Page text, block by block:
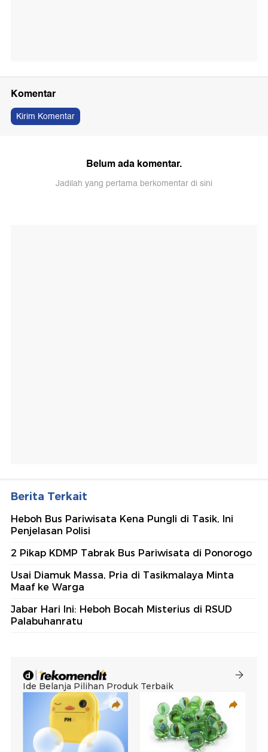
Komentar
Kirim Komentar
Belum ada komentar.
Jadilah yang pertama berkomentar di sini
Berita Terkait
Heboh Bus Pariwisata Kena Pungli di Tasik, Ini
Penjelasan Polisi
2 Pikap KDMP Tabrak Bus Pariwisata di Ponorogo
Usai Diamuk Massa, Pria di Tasikmalaya Minta
Maaf ke Warga
Jabar Hari Ini: Heboh Bocah Misterius di RSUD
Palabuhanratu